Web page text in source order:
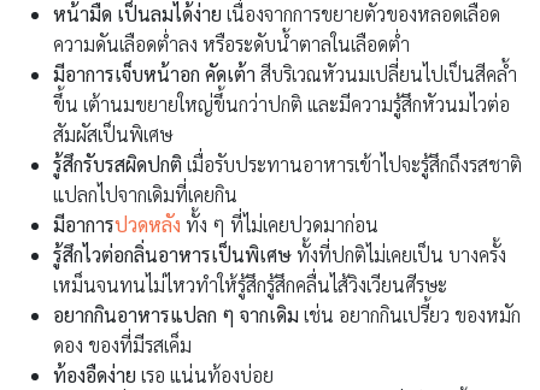
หน้ามืด เป็นลมได้ง่าย เนื่องจากการขยายตัวของหลอดเลือด
ความดันเลือดต่ำลง หรือระดับน้ำตาลในเลือดต่ำ
มีอาการเจ็บหน้าอก คัดเต้า สีบริเวณหัวนมเปลี่ยนไปเป็นสีคล้ำ
ขึ้น เต้านมขยายใหญ่ขึ้นกว่าปกติ และมีความรู้สึกหัวนมไวต่อ
สัมผัสเป็นพิเศษ
รู้สึกรับรสผิดปกติเมื่อรับประทานอาหารเข้าไปจะรู้สึกถึงรสชาติ
แปลกไปจากเดิมที่เคยกิน
มีอาการปวดหลัง ทั้ง ๆ ที่ไม่เคยปวดมาก่อน
รู้สึกไวต่อกลิ่นอาหารเป็นพิเศษ ทั้งที่ปกติไม่เคยเป็น บางครั้ง
เหม็นจนทนไม่ไหวทำให้รู้สึกรู้สึกคลื่นไส้วิงเวียนศีรษะ
อยากกินอาหารแปลก ๆ จากเดิม เช่น อยากกินเปรี้ยว ของหมัก
ดอง ของที่มีรสเค็ม
ท้องอืดง่าย เรอ แน่นท้องบ่อย